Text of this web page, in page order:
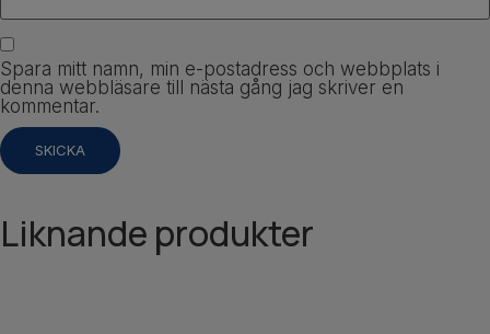
Spara mitt namn, min e-postadress och webbplats i
denna webbläsare till nästa gång jag skriver en
kommentar.
Liknande produkter